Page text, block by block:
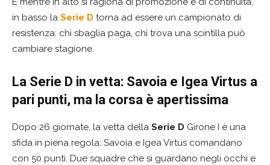
in basso la Serie D torna ad essere un campionato di
resistenza: chi sbaglia paga, chi trova una scintilla può
cambiare stagione.
La Serie D in vetta: Savoia e Igea Virtus a
pari punti, ma la corsa è apertissima
Dopo 26 giornate, la vetta della Serie D Girone I è una
sfida in piena regola: Savoia e Igea Virtus comandano
con 50 punti. Due squadre che si guardano negli occhi e